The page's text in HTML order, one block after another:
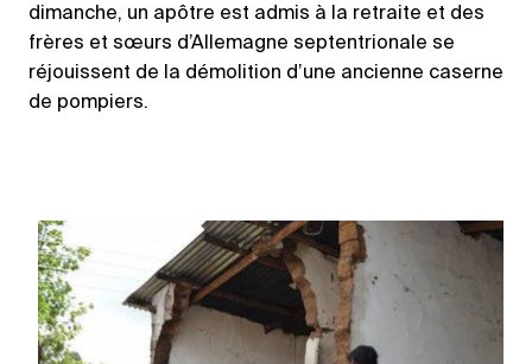
dimanche, un apôtre est admis à la retraite et des
frères et sœurs d’Allemagne septentrionale se
réjouissent de la démolition d’une ancienne caserne
de pompiers.